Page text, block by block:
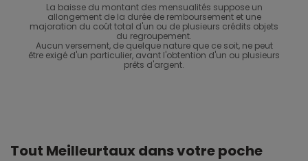
La baisse du montant des mensualités suppose un
allongement de la durée de remboursement et une
majoration du coût total d'un ou de plusieurs crédits objets
du regroupement.
Aucun versement, de quelque nature que ce soit, ne peut
être exigé d'un particulier, avant l'obtention d'un ou plusieurs
prêts d'argent.
Tout Meilleurtaux dans votre poche